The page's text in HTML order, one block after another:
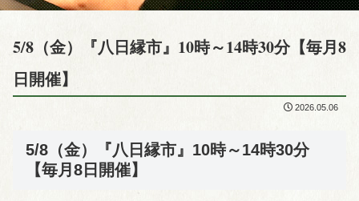
5/8（金）『八日縁市』10時～14時30分【毎月8
日開催】
2026.05.06
5/8（金）『八日縁市』10時～14時30分
【毎月8日開催】